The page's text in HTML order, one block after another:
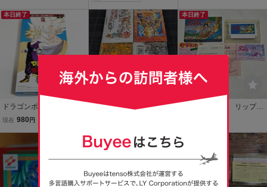
ク品
本日終了
ドラゴンボールＺ 超武闘
伝２【箱・説明書付き】♪
可♪ SFC スーパーファ
ミコン
現在 980 円
現状品 ゲームソフト ス
トリガー ドラゴンクエス
ト ファイナルファンタジ
ー 1本 説無し
本日終了
FC ファミコン リップル
本日終了